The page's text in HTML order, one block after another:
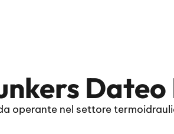
operante nel settore